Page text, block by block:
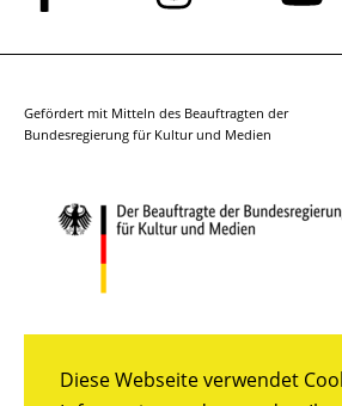
Diese Webseite verwendet
uns
auf
uns
auf
auf
Gefördert mit Mitteln des Beauftragten der
Bundesregierung für Kultur und Medien